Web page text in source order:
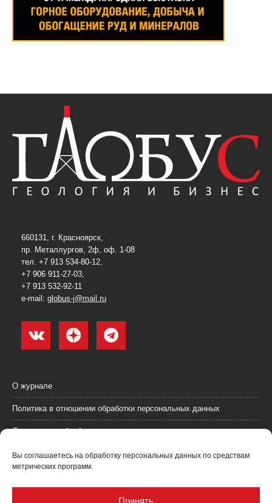
Вы соглашаетесь на обработку персональных данных по средствам
метрических программ.
Принять
660131, г. Красноярск,
пр. Металлургов, 2ф, оф. 1-08
тел. +7 913 534-80-12,
+7 906 911-27-03,
+7 913 532-92-11
e-mail: globus-j@mail.ru
О журнале
Политика в отношении обработки персональных данных
Согласие на обработку персональных данных
Пользовательское соглашение (оферта)